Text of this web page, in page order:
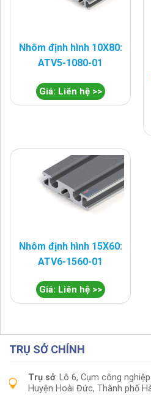
Nhôm định hình 10X80:
ATV5-1080-01
Giá: Liên hệ >>
Nhôm định hình 15X60:
ATV6-1560-01
Giá: Liên hệ >>
TRỤ SỞ CHÍNH
Trụ sở: Lô 6, Cụm công
Huyện Hoài Đức, Thành phố